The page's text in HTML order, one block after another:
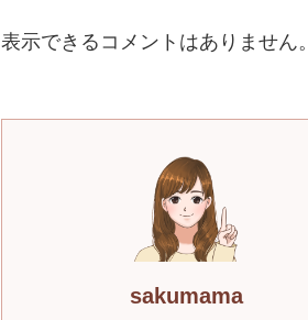
表示できるコメントはありません。
sakumama